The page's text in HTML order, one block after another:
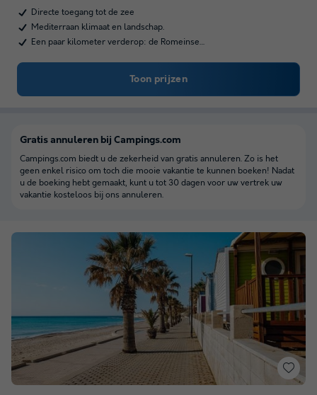
Directe toegang tot de zee
Mediterraan klimaat en landschap.
Een paar kilometer verderop: de Romeinse…
Toon prijzen
Gratis annuleren bij Campings.com
Campings.com biedt u de zekerheid van gratis annuleren. Zo is het
geen enkel risico om toch die mooie vakantie te kunnen boeken! Nadat
u de boeking hebt gemaakt, kunt u tot 30 dagen voor uw vertrek uw
vakantie kosteloos bij ons annuleren.